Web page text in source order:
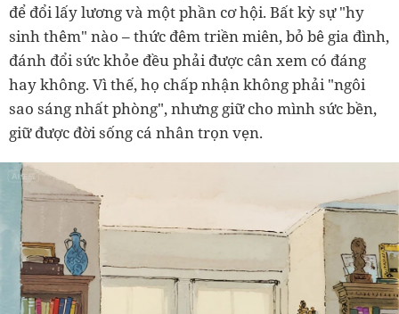
để đổi lấy lương và một phần cơ hội. Bất kỳ sự "hy
sinh thêm" nào – thức đêm triền miên, bỏ bê gia đình,
đánh đổi sức khỏe đều phải được cân xem có đáng
hay không. Vì thế, họ chấp nhận không phải "ngôi
sao sáng nhất phòng", nhưng giữ cho mình sức bền,
giữ được đời sống cá nhân trọn vẹn.